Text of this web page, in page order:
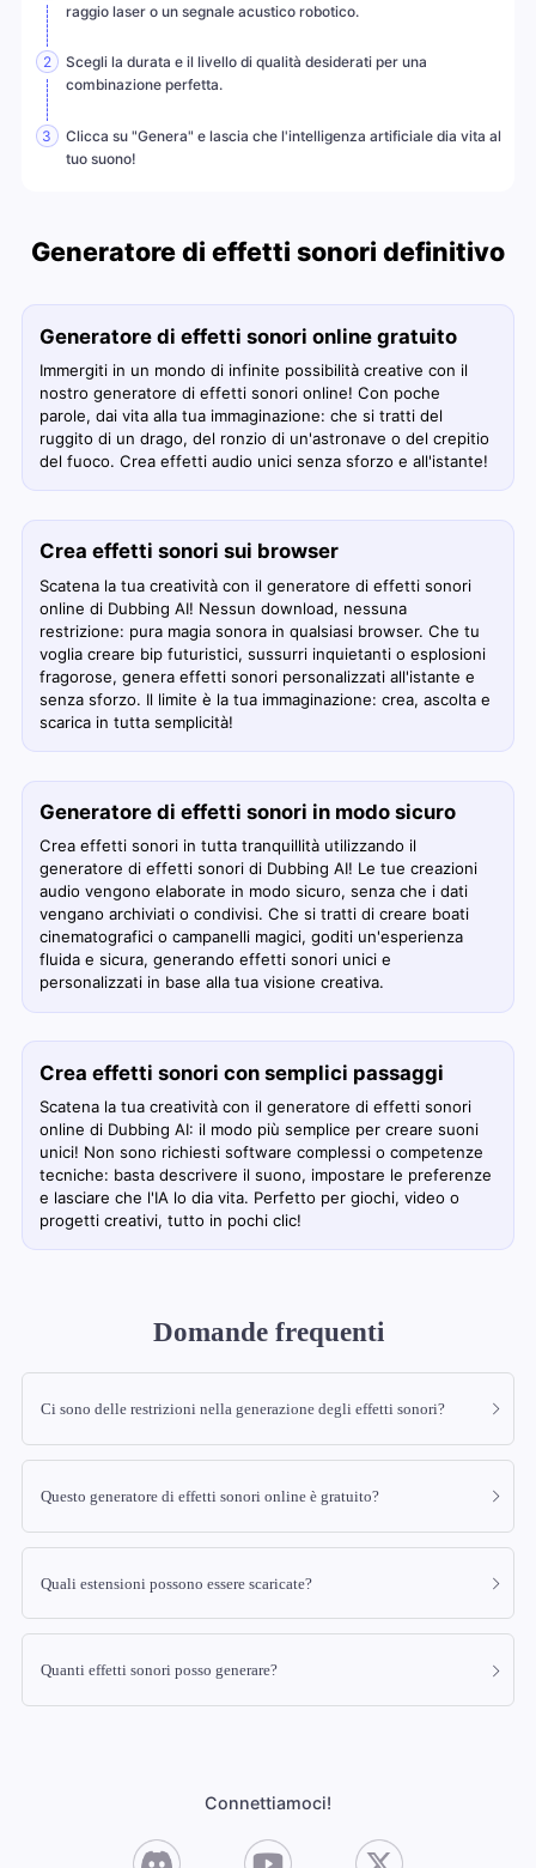
raggio laser o un segnale acustico robotico.
2
Scegli la durata e il livello di qualità desiderati per una
combinazione perfetta.
3
Clicca su "Genera" e lascia che l'intelligenza artificiale dia vita al
tuo suono!
Generatore di effetti sonori definitivo
Generatore di effetti sonori online gratuito
Immergiti in un mondo di infinite possibilità creative con il
nostro generatore di effetti sonori online! Con poche
parole, dai vita alla tua immaginazione: che si tratti del
ruggito di un drago, del ronzio di un'astronave o del crepitio
del fuoco. Crea effetti audio unici senza sforzo e all'istante!
Crea effetti sonori sui browser
Scatena la tua creatività con il generatore di effetti sonori
online di Dubbing AI! Nessun download, nessuna
restrizione: pura magia sonora in qualsiasi browser. Che tu
voglia creare bip futuristici, sussurri inquietanti o esplosioni
fragorose, genera effetti sonori personalizzati all'istante e
senza sforzo. Il limite è la tua immaginazione: crea, ascolta e
scarica in tutta semplicità!
Generatore di effetti sonori in modo sicuro
Crea effetti sonori in tutta tranquillità utilizzando il
generatore di effetti sonori di Dubbing AI! Le tue creazioni
audio vengono elaborate in modo sicuro, senza che i dati
vengano archiviati o condivisi. Che si tratti di creare boati
cinematografici o campanelli magici, goditi un'esperienza
fluida e sicura, generando effetti sonori unici e
personalizzati in base alla tua visione creativa.
Crea effetti sonori con semplici passaggi
Scatena la tua creatività con il generatore di effetti sonori
online di Dubbing AI: il modo più semplice per creare suoni
unici! Non sono richiesti software complessi o competenze
tecniche: basta descrivere il suono, impostare le preferenze
e lasciare che l'IA lo dia vita. Perfetto per giochi, video o
progetti creativi, tutto in pochi clic!
Domande frequenti
Ci sono delle restrizioni nella generazione degli effetti sonori?
Questo generatore di effetti sonori online è gratuito?
Quali estensioni possono essere scaricate?
Quanti effetti sonori posso generare?
Connettiamoci!